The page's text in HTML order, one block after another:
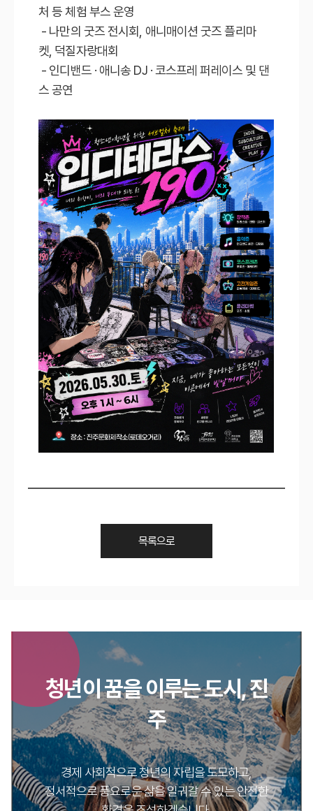
처 등 체험 부스 운영
- 나만의 굿즈 전시회, 애니매이션 굿즈 플리마
켓, 덕질자랑대회
- 인디밴드 · 애니송 DJ · 코스프레 퍼레이스 및 댄
스 공연
목록으로
청년이 꿈을 이루는 도시, 진
주
경제 사회적으로 청년의 자립을 도모하고,
정서적으로 풍요로운 삶을 일궈갈 수 있는 안전한